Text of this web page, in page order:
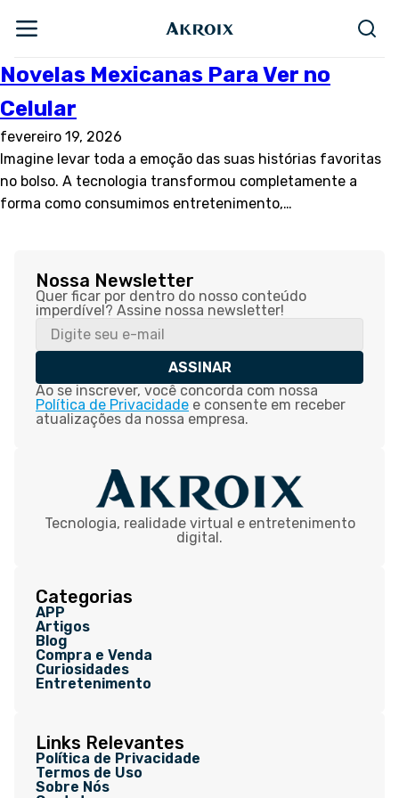
Novelas Mexicanas Para Ver no
Celular
fevereiro 19, 2026
Imagine levar toda a emoção das suas histórias favoritas
no bolso. A tecnologia transformou completamente a
forma como consumimos entretenimento,…
Nossa Newsletter
Quer ficar por dentro do nosso conteúdo
imperdível? Assine nossa newsletter!
ASSINAR
Ao se inscrever, você concorda com nossa
Política de Privacidade e consente em receber
atualizações da nossa empresa.
Tecnologia, realidade virtual e entretenimento
digital.
Categorias
APP
Artigos
Blog
Compra e Venda
Curiosidades
Entretenimento
Links Relevantes
Política de Privacidade
Termos de Uso
Sobre Nós